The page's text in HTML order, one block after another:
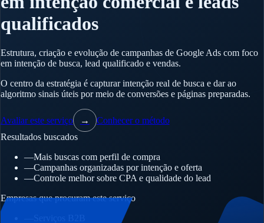
qualificados
Estrutura, criação e evolução de campanhas de Google Ads com foco
em intenção de busca, lead qualificado e vendas.
O centro da estratégia é capturar intenção real de busca e dar ao
algoritmo sinais úteis por meio de conversões e páginas preparadas.
Avaliar este serviço →
Conhecer o método
Resultados buscados
—Mais buscas com perfil de compra
—Campanhas organizadas por intenção e oferta
—Controle melhor sobre CPA e qualidade do lead
Empresas que procuram este serviço